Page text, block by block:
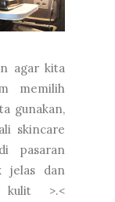
agar kita
memilih
gunakan,
skincare
pasaran
jelas dan
kulit >.<